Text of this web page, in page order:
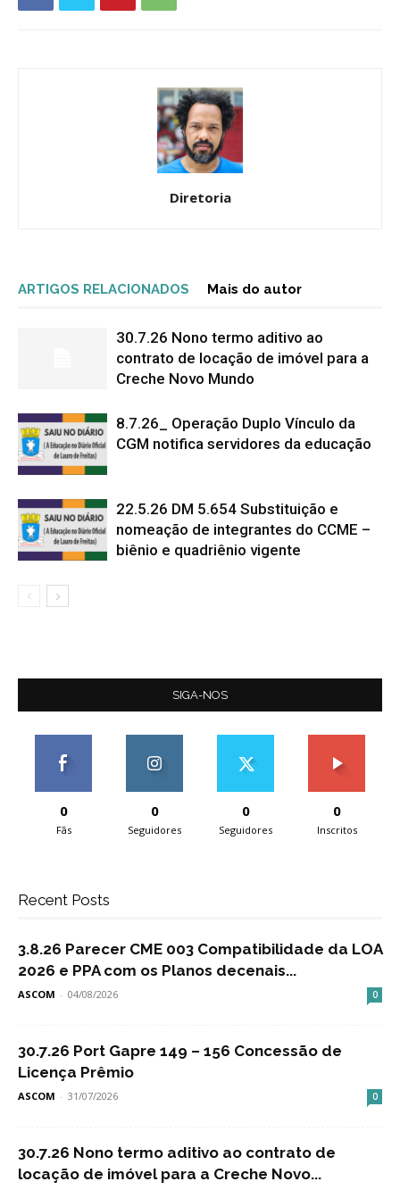
Diretoria
ARTIGOS RELACIONADOS Mais do autor
30.7.26 Nono termo aditivo ao
contrato de locação de imóvel para a
Creche Novo Mundo
8.7.26_ Operação Duplo Vínculo da
CGM notifica servidores da educação
22.5.26 DM 5.654 Substituição e
nomeação de integrantes do CCME –
biênio e quadriênio vigente
SIGA-NOS
0
Fãs
0
Seguidores
0
Seguidores
0
Inscritos
Recent Posts
3.8.26 Parecer CME 003 Compatibilidade da LOA
2026 e PPA com os Planos decenais...
ASCOM - 04/08/2026 0
30.7.26 Port Gapre 149 – 156 Concessão de
Licença Prêmio
ASCOM - 31/07/2026 0
30.7.26 Nono termo aditivo ao contrato de
locação de imóvel para a Creche Novo...